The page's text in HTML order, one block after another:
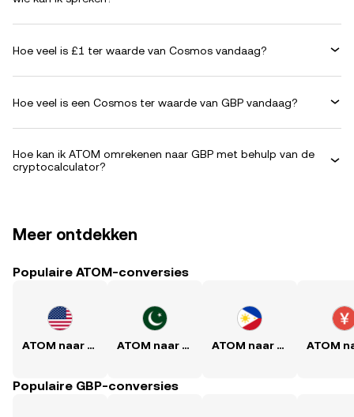
Hoe veel is £1 ter waarde van Cosmos vandaag?
Hoe veel is een Cosmos ter waarde van GBP vandaag?
Hoe kan ik ATOM omrekenen naar GBP met behulp van de
cryptocalculator?
Meer ontdekken
Populaire ATOM-conversies
ATOM naar USD ATOM naar PKR ATOM naar PHP
Populaire GBP-conversies